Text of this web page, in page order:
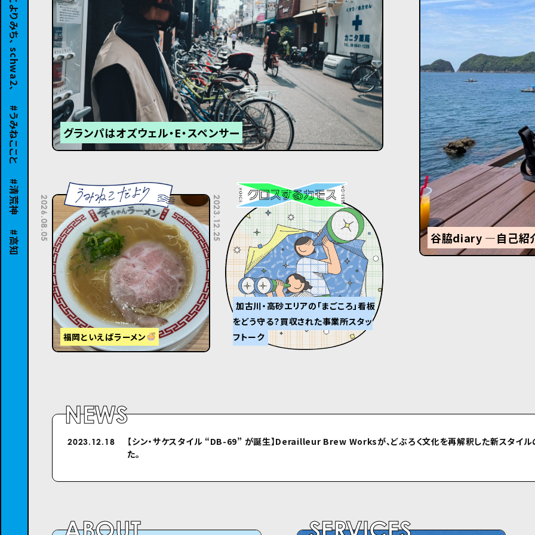
うみねここと
清荒神
高知
宴会
グランパはオズウェル・E・スペンサー
2026.08.05
福岡といえばラーメン
2023.12.25
加古川・高砂エリアの「まごころ」看板
をどう守る？買収された事業所スタッ
フトーク
谷脇diary ―自己
NEWS
2023.12.18
【シン・サケスタイル “DB-69” が誕⽣】Derailleur Brew Worksが、どぶろく⽂化を再解釈した新スタイル
た。
2022.04.26 シクロのホームページをリニューアルしました